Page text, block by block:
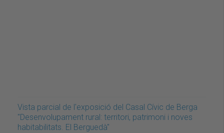
Vista parcial de l'exposició del Casal Cívic de Berga
"Desenvolupament rural: territori, patrimoni i noves
habitabilitats. El Berguedà"